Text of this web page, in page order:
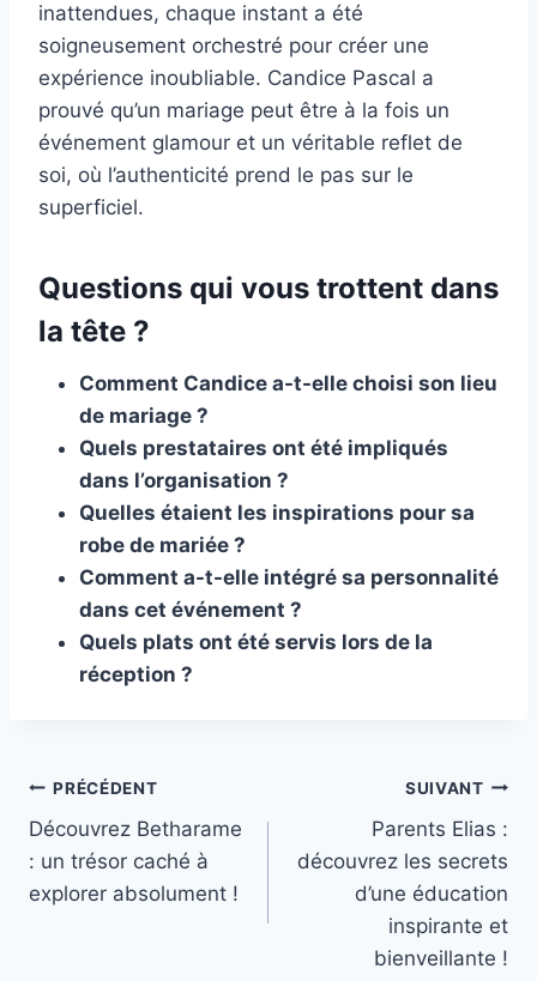
inattendues, chaque instant a été
soigneusement orchestré pour créer une
expérience inoubliable. Candice Pascal a
prouvé qu’un mariage peut être à la fois un
événement glamour et un véritable reflet de
soi, où l’authenticité prend le pas sur le
superficiel.
Questions qui vous trottent dans
la tête ?
Comment Candice a-t-elle choisi son lieu
de mariage ?
Quels prestataires ont été impliqués
dans l’organisation ?
Quelles étaient les inspirations pour sa
robe de mariée ?
Comment a-t-elle intégré sa personnalité
dans cet événement ?
Quels plats ont été servis lors de la
réception ?
Navigation
de
l’article
PRÉCÉDENT
Découvrez Betharame
: un trésor caché à
explorer absolument !
SUIVANT
Parents Elias :
découvrez les secrets
d’une éducation
inspirante et
bienveillante !